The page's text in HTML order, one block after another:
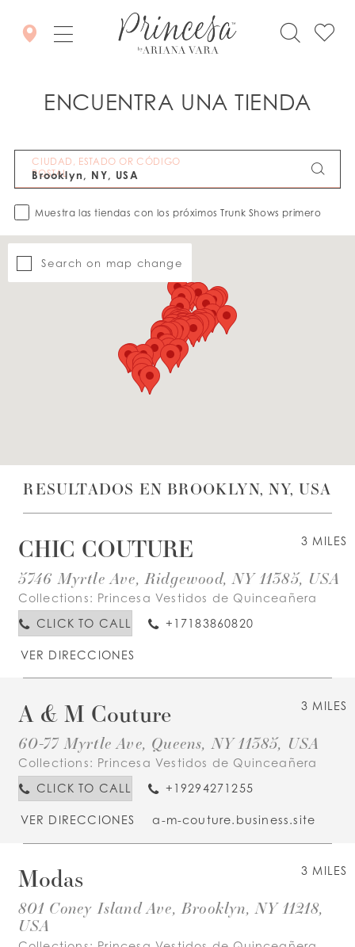
LISTA DE DESEOS
ENCUENTRA UNA TIENDA
CIUDAD, ESTADO OR CÓDIGO
POSTAL
Muestra las tiendas con los próximos Trunk Shows primero
Search on map change
RESULTADOS EN BROOKLYN, NY, USA
3 MILES
CHIC COUTURE
5746 Myrtle Ave, Ridgewood, NY 11385, USA
Collections: Princesa Vestidos de Quinceañera
CLICK TO CALL
+17183860820
VER DIRECCIONES
3 MILES
A & M Couture
60-77 Myrtle Ave, Queens, NY 11385, USA
Collections: Princesa Vestidos de Quinceañera
CLICK TO CALL
+19294271255
VER DIRECCIONES a-m-couture.business.site
3 MILES
Modas
801 Coney Island Ave, Brooklyn, NY 11218,
USA